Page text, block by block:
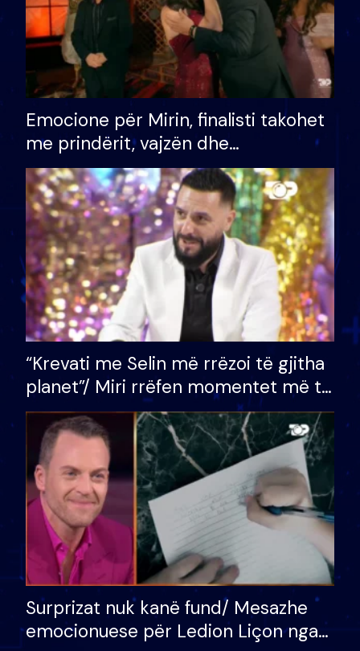
Emocione për Mirin, finalisti takohet
me prindërit, vajzën dhe
bashkëshorten: S’kemi ndonjë letër
divorci apo jo?
“Krevati me Selin më rrëzoi të gjitha
planet”/ Miri rrëfen momentet më të
bukura në shtëpinë e BB VIP: Do më
mungojë zilja e mëngjesit kur…
Surprizat nuk kanë fund/ Mesazhe
emocionuese për Ledion Liçon nga